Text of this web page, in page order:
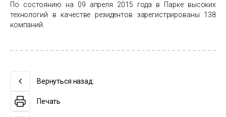
По состоянию на 09 апреля 2015 года в Парке высоких
технологий в качестве резидентов зарегистрированы 138
компаний.
Вернуться назад:
Печать